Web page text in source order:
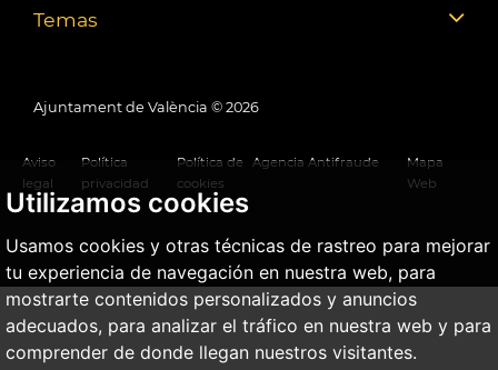
Utilizamos cookies
Usamos cookies y otras técnicas de rastreo para mejorar
tu experiencia de navegación en nuestra web, para
mostrarte contenidos personalizados y anuncios
adecuados, para analizar el tráfico en nuestra web y para
comprender de donde llegan nuestros visitantes.
Temas
Ajuntament de València © 2026
Aviso
legal
Política
privacidad
Política de
cookies
Agencia Antifraude
Mapa
Web